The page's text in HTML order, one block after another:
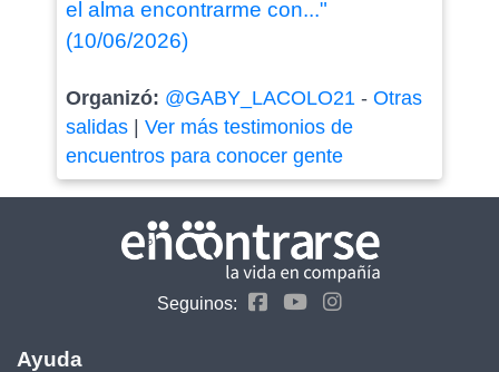
el alma encontrarme con..."
(10/06/2026)
Organizó: @GABY_LACOLO21- Otras
salidas| Ver más testimonios de
encuentros para conocer gente
Seguinos:
Ayuda